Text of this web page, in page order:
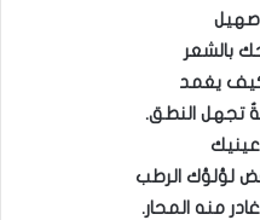
صهيل
بالشعر
كيف يغمد
تجهل النطق.
عينيك
لؤلؤك الرطب
منه المحار.